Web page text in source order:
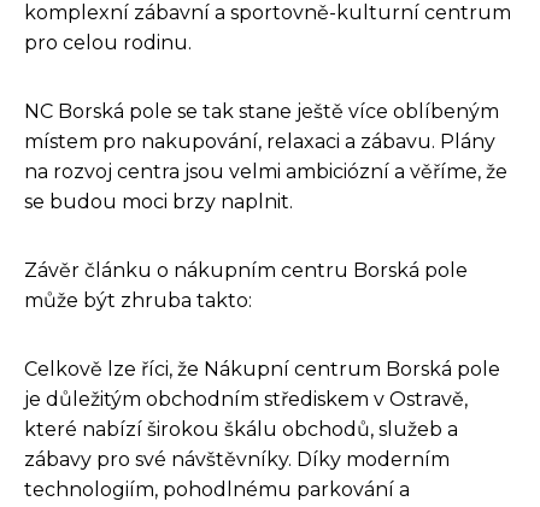
komplexní zábavní a sportovně-kulturní centrum
pro celou rodinu.
NC Borská pole se tak stane ještě více oblíbeným
místem pro nakupování, relaxaci a zábavu. Plány
na rozvoj centra jsou velmi ambiciózní a věříme, že
se budou moci brzy naplnit.
Závěr článku o nákupním centru Borská pole
může být zhruba takto:
Celkově lze říci, že Nákupní centrum Borská pole
je důležitým obchodním střediskem v Ostravě,
které nabízí širokou škálu obchodů, služeb a
zábavy pro své návštěvníky. Díky moderním
technologiím, pohodlnému parkování a